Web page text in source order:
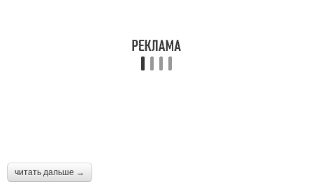
читать дальше →